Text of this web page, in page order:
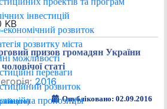
інвестицій
економічний розвиток
розвитку міста
можливості
переваги
розвиток
пропозиція
KB
призов громадян України
чоловічої статі
2016
Опубліковано: 02.09.2016